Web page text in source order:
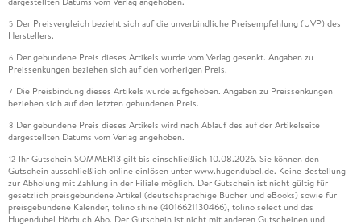
5 Der Preisvergleich bezieht sich auf die unverbindliche Preisempfehlung (UVP) des
Herstellers.
6 Der gebundene Preis dieses Artikels wurde vom Verlag gesenkt. Angaben zu
Preissenkungen beziehen sich auf den vorherigen Preis.
7 Die Preisbindung dieses Artikels wurde aufgehoben. Angaben zu Preissenkungen
beziehen sich auf den letzten gebundenen Preis.
8 Der gebundene Preis dieses Artikels wird nach Ablauf des auf der Artikelseite
dargestellten Datums vom Verlag angehoben.
12 Ihr Gutschein SOMMER13 gilt bis einschließlich 10.08.2026. Sie können den
Gutschein ausschließlich online einlösen unter www.hugendubel.de. Keine Bestellung
zur Abholung mit Zahlung in der Filiale möglich. Der Gutschein ist nicht gültig für
gesetzlich preisgebundene Artikel (deutschsprachige Bücher und eBooks) sowie für
preisgebundene Kalender, tolino shine (4016621130466), tolino select und das
Hugendubel Hörbuch Abo. Der Gutschein ist nicht mit anderen Gutscheinen und